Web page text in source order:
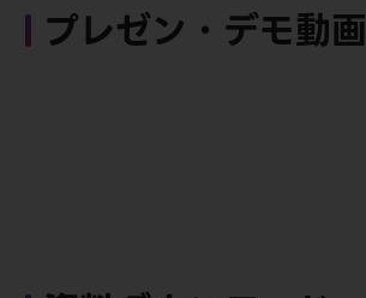
プレゼン・デモ動画